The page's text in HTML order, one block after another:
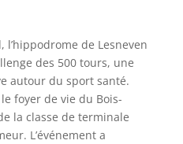
l’hippodrome de Lesneven
des 500 tours, une
autour du sport santé.
le foyer de vie du Bois-
la classe de terminale
L’événement a